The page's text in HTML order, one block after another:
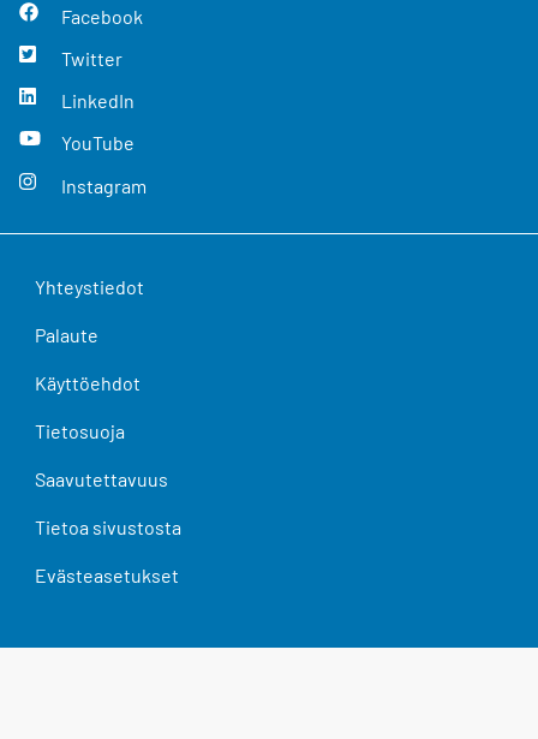
Facebook
Twitter
LinkedIn
YouTube
Instagram
Yhteystiedot
Palaute
Käyttöehdot
Tietosuoja
Saavutettavuus
Tietoa sivustosta
Evästeasetukset